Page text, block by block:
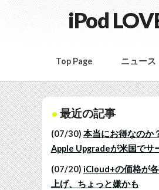
iPod
Top Page ニュース
最近の記事
(07/30) 本当にお得なのか
Apple Upgradeが米国でサ
(07/20) iCloud+の価格が
上げ、ちょっと嫌かも